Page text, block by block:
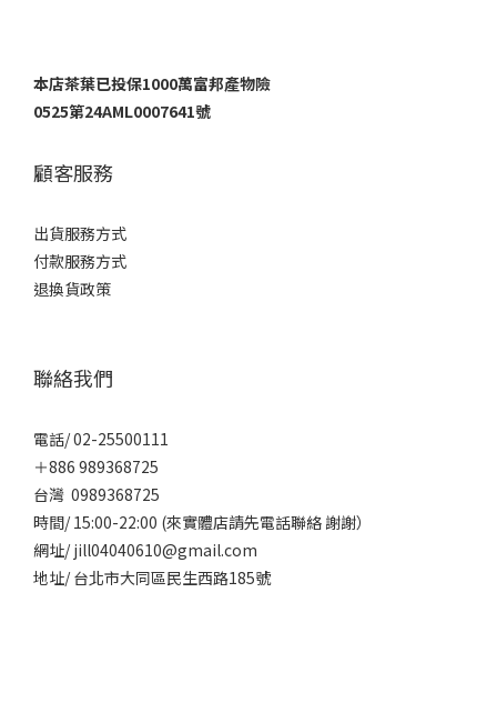
本店茶葉已投保1000萬富邦產物險
0525第24AML0007641號
顧客服務
出貨服務方式
付款服務方式
退換貨政策
聯絡我們
電話/ 02-25500111
＋886 989368725
台灣 0989368725
時間/ 15:00-22:00 (來實體店請先電話聯絡 謝謝）
網址/ jill04040610@gmail.com
地址/ 台北市大同區民生西路185號